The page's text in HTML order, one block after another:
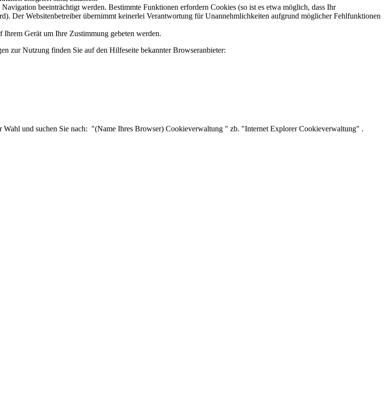
beeinträchtigt werden. Bestimmte Funktionen erfordern Cookies (so ist es etwa möglich, dass Ihr
Der Websitenbetreiber übernimmt keinerlei Verantwortung für Unannehmlichkeiten aufgrund möglicher Fehlfunktionen
Gerät um Ihre Zustimmung gebeten werden.
zur Nutzung finden Sie auf den Hilfeseite bekannter Browseranbieter:
Wahl und suchen Sie nach: "(Name Ihres Browser) Cookieverwaltung " zb. "Internet Explorer Cookieverwaltung" .